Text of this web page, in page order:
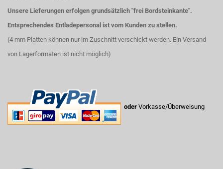
Unsere Lieferungen erfolgen grundsätzlich "frei Bordsteinkante".
Entsprechendes Entladepersonal ist vom Kunden zu stellen.
(4 mm Platten können nur im Zuschnitt verschickt werden. Ein Versand
von Lagerformaten ist nicht möglich)
oder Vorkasse/Überweisung